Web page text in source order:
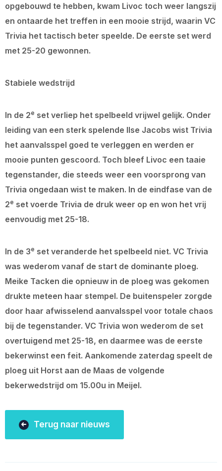
opgebouwd te hebben, kwam Livoc toch weer langszij
en ontaarde het treffen in een mooie strijd, waarin VC
Trivia het tactisch beter speelde. De eerste set werd
met 25-20 gewonnen.
Stabiele wedstrijd
In de 2e set verliep het spelbeeld vrijwel gelijk. Onder
leiding van een sterk spelende Ilse Jacobs wist Trivia
het aanvalsspel goed te verleggen en werden er
mooie punten gescoord. Toch bleef Livoc een taaie
tegenstander, die steeds weer een voorsprong van
Trivia ongedaan wist te maken. In de eindfase van de
2e set voerde Trivia de druk weer op en won het vrij
eenvoudig met 25-18.
In de 3e set veranderde het spelbeeld niet. VC Trivia
was wederom vanaf de start de dominante ploeg.
Meike Tacken die opnieuw in de ploeg was gekomen
drukte meteen haar stempel. De buitenspeler zorgde
door haar afwisselend aanvalsspel voor totale chaos
bij de tegenstander. VC Trivia won wederom de set
overtuigend met 25-18, en daarmee was de eerste
bekerwinst een feit. Aankomende zaterdag speelt de
ploeg uit Horst aan de Maas de volgende
bekerwedstrijd om 15.00u in Meijel.
Terug naar nieuws